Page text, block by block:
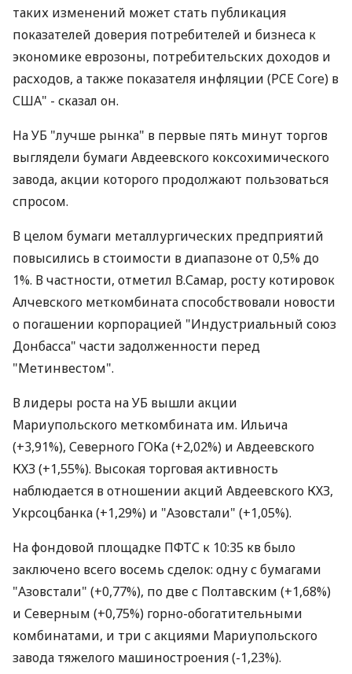
таких изменений может стать публикация
показателей доверия потребителей и бизнеса к
экономике еврозоны, потребительских доходов и
расходов, а также показателя инфляции (PCE Core) в
США" - сказал он.
На УБ "лучше рынка" в первые пять минут торгов
выглядели бумаги Авдеевского коксохимического
завода, акции которого продолжают пользоваться
спросом.
В целом бумаги металлургических предприятий
повысились в стоимости в диапазоне от 0,5% до
1%. В частности, отметил В.Самар, росту котировок
Алчевского меткомбината способствовали новости
о погашении корпорацией "Индустриальный союз
Донбасса" части задолженности перед
"Метинвестом".
В лидеры роста на УБ вышли акции
Мариупольского меткомбината им. Ильича
(+3,91%), Северного ГОКа (+2,02%) и Авдеевского
КХЗ (+1,55%). Высокая торговая активность
наблюдается в отношении акций Авдеевского КХЗ,
Укрсоцбанка (+1,29%) и "Азовстали" (+1,05%).
На фондовой площадке ПФТС к 10:35 кв было
заключено всего восемь сделок: одну с бумагами
"Азовстали" (+0,77%), по две с Полтавским (+1,68%)
и Северным (+0,75%) горно-обогатительными
комбинатами, и три с акциями Мариупольского
завода тяжелого машиностроения (-1,23%).